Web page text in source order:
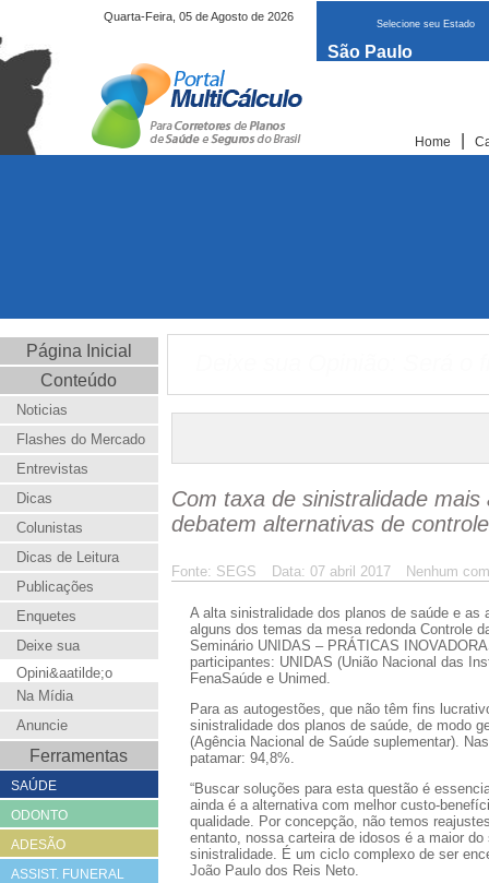
Selecione seu Estado
São Paulo
Home
Quarta-Feira, 05 de Agosto de 2026
Página Inicial
Conteúdo
Noticias
Flashes do Mercado
Entrevistas
Dicas
Colunistas
Dicas de Leitura
Publicações
Enquetes
Deixe sua
Opini&aatilde;o
Na Mídia
Anuncie
Ferramentas
SAÚDE
ODONTO
ADESÃO
ASSIST. FUNERAL
Com taxa de sinistralidade
debatem alternativas de controle
Fonte: SEGS Data: 07 abril 2017 Nenhum
A alta sinistralidade dos planos de saúde e
alguns dos temas da mesa redonda Controle
Seminário UNIDAS – PRÁTICAS
participantes: UNIDAS (União Nacional das
FenaSaúde e Unimed.
Para as autogestões, que não têm fins
sinistralidade dos planos de saúde, de modo
(Agência Nacional de Saúde suplementar).
patamar: 94,8%.
“Buscar soluções para esta questão é
ainda é a alternativa com melhor custo-
qualidade. Por concepção, não temos
entanto, nossa carteira de idosos é a maior
sinistralidade. É um ciclo complexo de ser
João Paulo dos Reis Neto.